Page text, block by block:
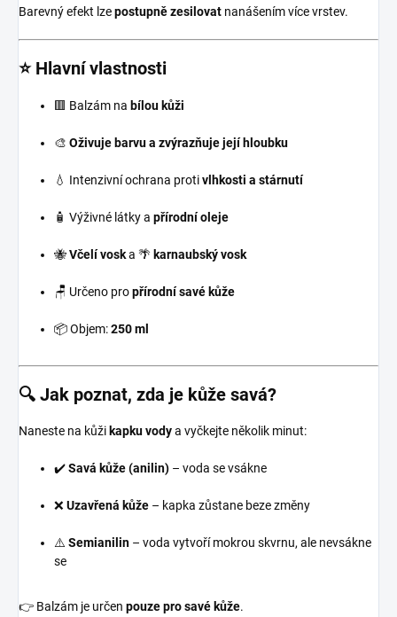
Barevný efekt lzepostupně zesilovat nanášením více vrstev.
⭐ Hlavní vlastnosti
🟥 Balzám na bílou kůži
🎨 Oživuje barvu a zvýrazňuje její hloubku
💧 Intenzivní ochrana protivlhkosti a stárnutí
🧴 Výživné látky a přírodní oleje
🐝Včelí voska 🌴 karnaubský vosk
🪑 Určeno propřírodní savé kůže
📦 Objem:250 ml
🔍 Jak poznat, zda je kůže savá?
Naneste na kůži kapku vodya vyčkejte několik minut:
✔️Savá kůže (anilin) – voda se vsákne
❌ Uzavřená kůže – kapka zůstane beze změny
⚠️ Semianilin – voda vytvoří mokrou skvrnu, ale nevsákne
se
👉 Balzám je určen pouze pro savé kůže.